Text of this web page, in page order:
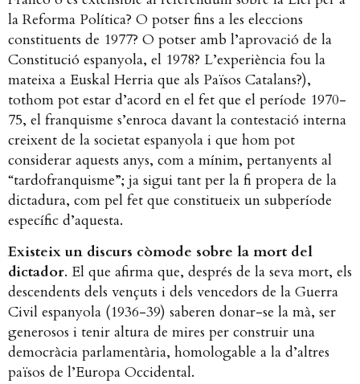
la Reforma Política? O potser fins a les eleccions
constituents de 1977? O potser amb l’aprovació de la
Constitució espanyola, el 1978? L’experiència fou la
mateixa a Euskal Herria que als Països Catalans?),
tothom pot estar d’acord en el fet que el període 1970-
75, el franquisme s’enroca davant la contestació interna
creixent de la societat espanyola i que hom pot
considerar aquests anys, com a mínim, pertanyents al
“tardofranquisme”; ja sigui tant per la fi propera de la
dictadura, com pel fet que constitueix un subperíode
específic d’aquesta.
Existeix un discurs còmode sobre la mort del
dictador. El que afirma que, després de la seva mort, els
descendents dels vençuts i dels vencedors de la Guerra
Civil espanyola (1936-39) saberen donar-se la mà, ser
generosos i tenir altura de mires per construir una
democràcia parlamentària, homologable a la d’altres
països de l’Europa Occidental.